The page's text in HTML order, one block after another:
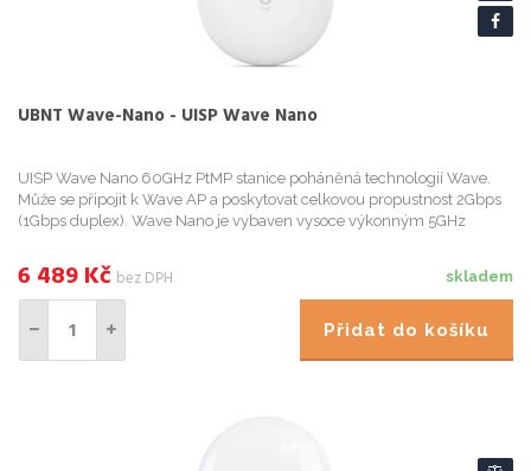
UBNT Wave-Nano - UISP Wave Nano
UISP Wave Nano 60GHz PtMP stanice poháněná technologií Wave.
Může se připojit k Wave AP a poskytovat celkovou propustnost 2Gbps
(1Gbps duplex). Wave Nano je vybaven vysoce výkonným 5GHz
skladem
6 489Kč bez DPH
Přidat do košíku